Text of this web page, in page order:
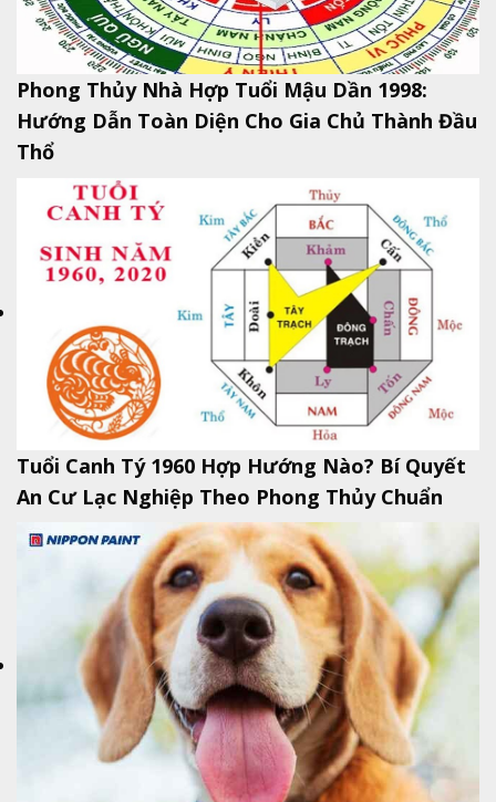
Phong Thủy Nhà Hợp Tuổi Mậu Dần 1998:
Hướng Dẫn Toàn Diện Cho Gia Chủ Thành Đầu
Thổ
Tuổi Canh Tý 1960 Hợp Hướng Nào? Bí Quyết
An Cư Lạc Nghiệp Theo Phong Thủy Chuẩn